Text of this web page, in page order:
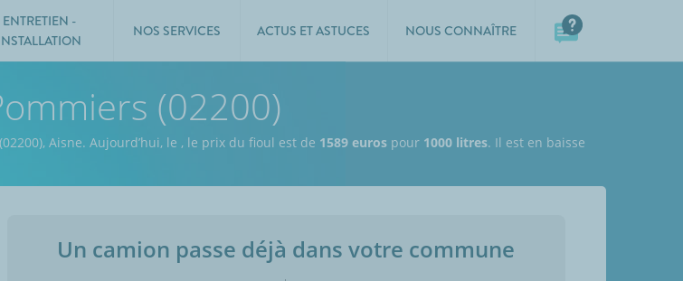
ENTRETIEN -
NOS SERVICES ACTUS ET ASTUCES NOUS CONNAÎTRE
(02200)
Aisne. Aujourd’hui, le , le prix du fioul est de 1589 euros pour 1000 litres. Il est en baisse
Un camion passe déjà dans votre commune